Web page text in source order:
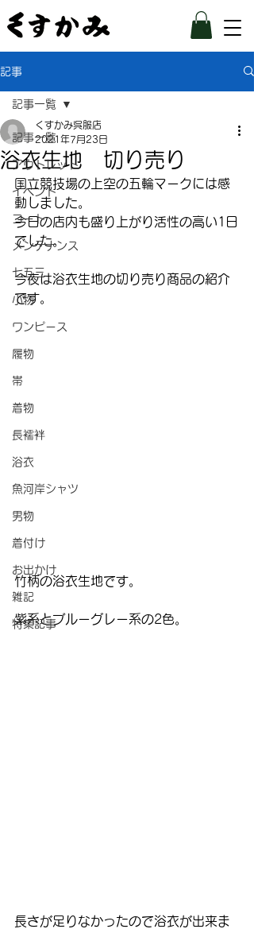
記事
記事一覧
アウトレット
イベント
コート
メンテナンス
七五三
小物
ワンピース
履物
帯
着物
長襦袢
浴衣
魚河岸シャツ
男物
着付け
お出かけ
雑記
特集記事
記事一覧
浴衣生地 切り売り
くすかみ呉服店
2021年7月23日
国立競技場の上空の五輪マークには感
動しました。
今日の店内も盛り上がり活性の高い1日
でした。
今夜は浴衣生地の切り売り商品の紹介
です。
竹柄の浴衣生地です。
紫系とブルーグレー系の2色。
長さが足りなかったので浴衣が出来ま